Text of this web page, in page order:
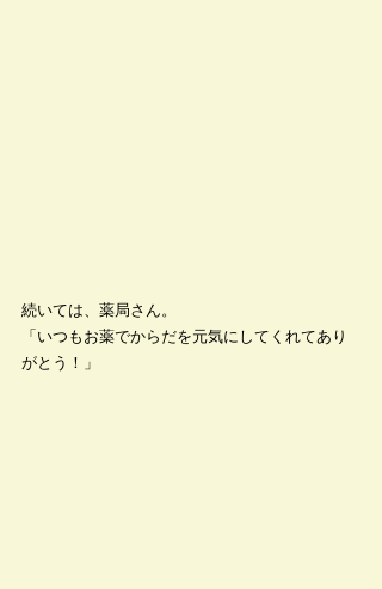
続いては、薬局さん。
「いつもお薬でからだを元気にしてくれてあり
がとう！」